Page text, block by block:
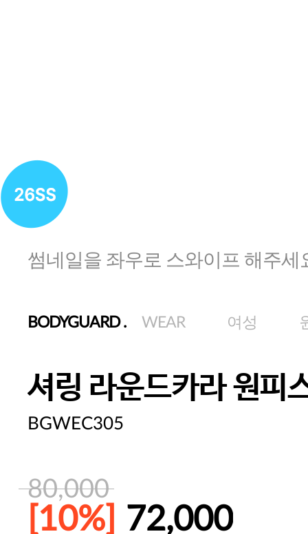
썸네일을 좌우로 스와이프 해주세
BODYGUARD. WEAR 여성
셔링 라운드카라 원피
BGWEC305
80,000
[10%] 72,000